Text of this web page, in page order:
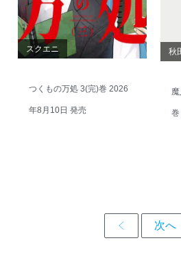
スクエニ
つくもの万処 3(完)巻 2026
年8月10日 発売
秋